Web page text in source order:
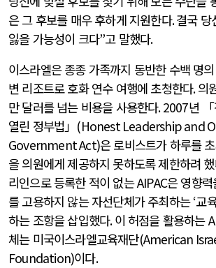
은 그 후보를 매우 후하게 지원한다.결국 당
잃을 가능성이 크다”고 말했다.
이스라엘은 종종 가족까지 동반한 수백 명
변 리조트로 호화 연수 여행에 초청한다.의
만 달러를 넘는 비용을 사용한다. 2007년
열린 정부법」 (Honest Leadership and
Government Act)은 로비스트가 하루를
을 의원에게 제공하지 못하도록 제한하려
리인으로 등록한 적이 없는AIPAC은 영향
를 고용하지 않는 자선단체가 주최하는‘교
하는 조항을 삽입했다.이 허점을 활용하는
체는 미국이스라엘교육재단(American
Foundation)이다.